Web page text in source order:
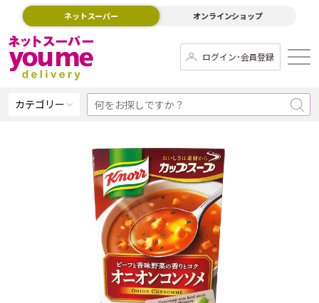
ネットスーパー オンラインショップ
ログイン･会員登録
カテゴリー